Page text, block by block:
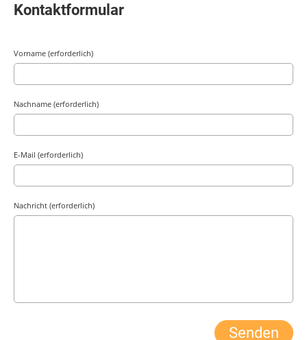
Kontaktformular
Vorname (erforderlich)
Nachname (erforderlich)
E-Mail (erforderlich)
Nachricht (erforderlich)